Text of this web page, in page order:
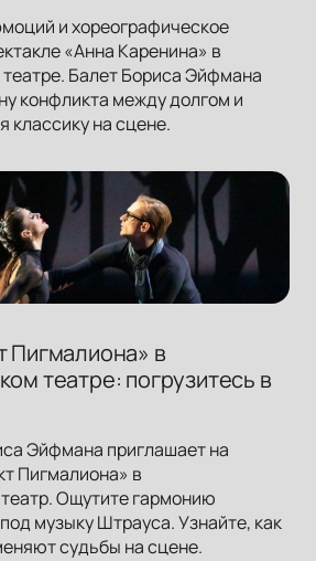
и хореографическое
«Анна Каренина» в
Балет Бориса Эйфмана
конфликта между долгом и
классику на сцене.
Пигмалиона» в
театре: погрузитесь в
Эйфмана приглашает на
Пигмалиона» в
Ощутите гармонию
музыку Штрауса. Узнайте, как
судьбы на сцене.